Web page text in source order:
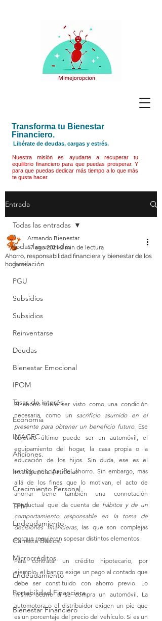
Transforma tu Bienestar
Financiero.
Libérate de deudas, cargas y estrés.
Nuestra misión es ayudarte a recuperar tu
equilibrio financiero para que puedas prosperar. Y
para que puedas dedicar más tiempo a lo que más
te gusta hacer.
Entrada
Todas las entradas
Jubilación
PGU
Subsidios
Subsidios
Reinventarse
Deudas
Bienestar Emocional
IPOM
Tasas de interés
Economia
IMACEC
Aficiones.
Inteligencia Artificial
Crecimiento Personal
TPM
Endeudamiento
Canasta Básica.
Microcréditos.
Endeudamiento
Portabilidad Financiera
Bienestar Financiero
Todas las entradas
Ahorro, responsabilidad financiera y bienestar de los
hogares.
Armando Bienestar
17 ago 2021 2 min de lectura
El ahorro suele ser visto como una condición
necesaria, como un sacrificio asumido en el
presente para obtener un beneficio futuro. Ese
objetivo último puede ser un automóvil, el
equipamiento del hogar, la casa propia o la
educación de los hijos. Sin duda, ese es el
sentido principal del ahorro. Sin embargo, más
allá de los fines que lo motivan, el acto de
ahorrar tiene también una connotación
conductual que da cuenta de hábitos y de un
comportamiento responsable en la toma de
decisiones financieras, las que son complejas
porque requieren sopesar distintos elementos.
Para contratar un crédito hipotecario, por
ejemplo, el banco exige un pago al contado que
debe ser constituido con ahorro previo. Lo
mismo ocurre si se compra un automóvil. La
automotora o el distribuidor exigen un pie que
es un porcentaje del precio del vehículo. Si es un